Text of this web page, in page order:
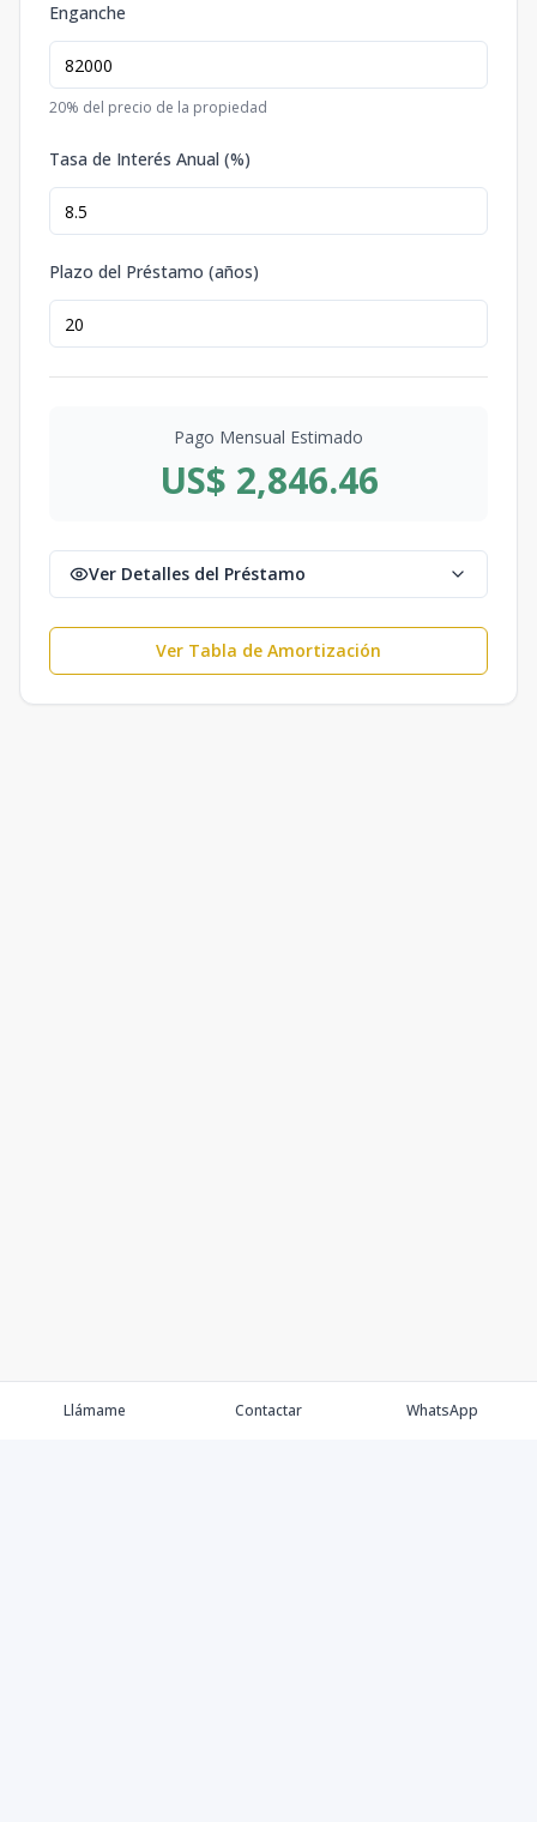
Enganche
20% del precio de la propiedad
Tasa de Interés Anual (%)
Plazo del Préstamo (años)
Pago Mensual Estimado
US$ 2,846.46
Ver Detalles del Préstamo
Ver Tabla de Amortización
Llámame Contactar WhatsApp